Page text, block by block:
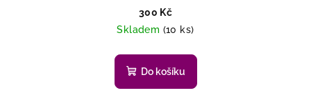
300 Kč
Skladem (10 ks)
Do košíku